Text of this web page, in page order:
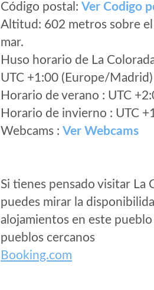
Código postal: Ver Codigo
Altitud: 602 metros sobre el
mar.
Huso horario de La
UTC +1:00 (Europe/Madrid)
Horario de verano : UTC
Horario de invierno : UTC
Webcams : Ver Webcams
Si tienes pensado visitar La
puedes mirar la
alojamientos en este
pueblos cercanos
Booking.com